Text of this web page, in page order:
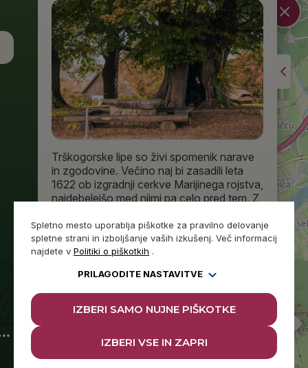
Trškogorske lipe so živi spomenik narave
in zgodovine. Večino naj bi zasadili leta
1622 ob izgradnji cerkve Marijinega rojstva,
najdebelejšo med njimi pa celo pred tem. Z
lipa na Dolenjskem, uvršča pa se tudi med
15 najdebelejših lip v Sloveniji. Votlo deblo
je dovolj...
PREBERITE VEČ
SPOMENIK LOJZETU
SLAKU
Spletno mesto uporablja piškotke za pravilno delovanje
spletne strani in izboljšanje vaših izkušenj. Več informacij
najdete v Politiki o piškotkih .
PRILAGODITE NASTAVITVE
IZBERI SAMO NUJNE PIŠKOTKE
IZBERI VSE IN ZAPRI